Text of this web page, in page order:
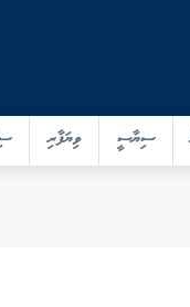
ސިޔާސީ ވިޔަފާރި